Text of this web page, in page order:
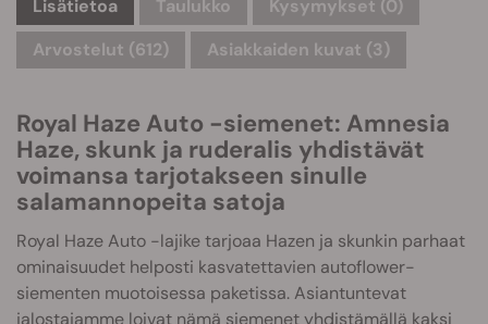
Lisätietoa Taulukko Kysymykset (0)
Arvostelut (612)
Asiakkaiden kuvat (3)
Royal Haze Auto -siemenet: Amnesia
Haze, skunk ja ruderalis yhdistävät
voimansa tarjotakseen sinulle
salamannopeita satoja
Royal Haze Auto -lajike tarjoaa Hazen ja skunkin parhaat
ominaisuudet helposti kasvatettavien autoflower-
siementen muotoisessa paketissa. Asiantuntevat
jalostajamme loivat nämä siemenet yhdistämällä kaksi